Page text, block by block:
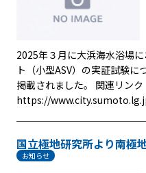
2025年３月に大浜海水浴場
ト（小型ASV）の実証試験
掲載されました。 関連リンク
https://
国立極地研究所より南極
お知らせ